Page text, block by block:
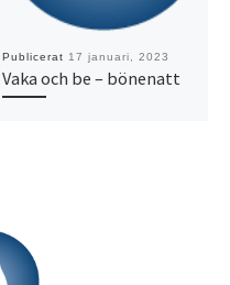
Publicerat 17 januari, 2023
Vaka och be – bönenatt